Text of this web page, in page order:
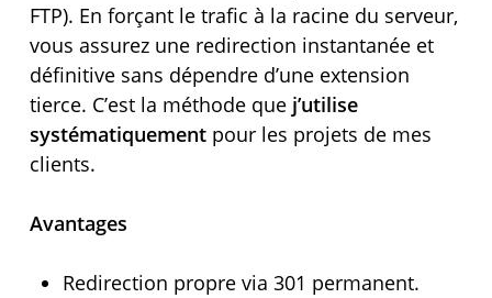
FTP). En forçant le trafic à la racine du serveur,
vous assurez une redirection instantanée et
définitive sans dépendre d’une extension
tierce. C’est la méthode que j’utilise
systématiquementpour les projets de mes
clients.
Avantages
Redirection propre via 301 permanent.